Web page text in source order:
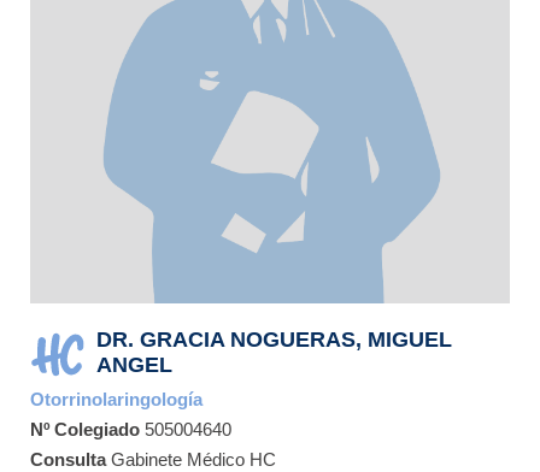
DR. GRACIA NOGUERAS, MIGUEL
ANGEL
Otorrinolaringología
Nº Colegiado 505004640
ConsultaGabinete Médico HC